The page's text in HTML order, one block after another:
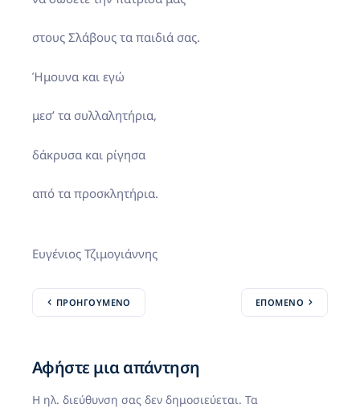
στους Σλάβους τα παιδιά σας.
Ήμουνα και εγώ
μεσ’ τα συλλαλητήρια,
δάκρυσα και ρίγησα
από τα προσκλητήρια.
Ευγένιος Τζιμογιάννης
ΠΡΟΗΓΟΎΜΕΝΟ ΕΠΌΜΕΝΟ
Αφήστε μια απάντηση
Η ηλ. διεύθυνση σας δεν δημοσιεύεται. Τα